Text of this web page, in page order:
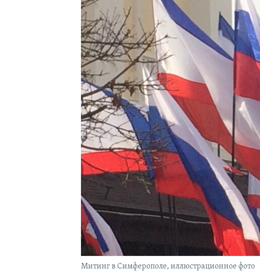
КРЫМ.НЕПОКОРЕННЫЙ
УКРАИНСКАЯ ПРОБЛЕМА КРЫМА
Митинг в Симферополе, иллюстрационное фото